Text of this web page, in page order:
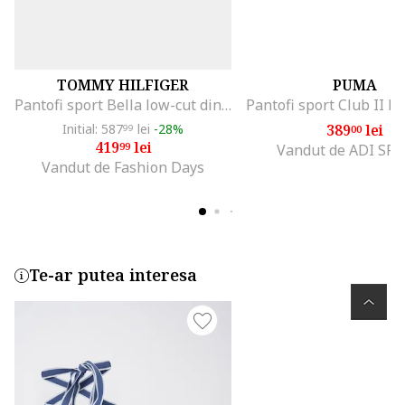
TOMMY HILFIGER
Pantofi sport Bella low-cut din piele intoarsa, Bej inchis
Initial: 58799 lei -28%
41999lei
Vandut de Fashion Days
PUMA
38900lei
Vandut de ADI
Te-ar putea interesa